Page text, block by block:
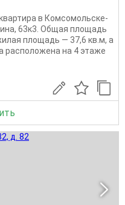
в Комсомольске-
63к3. Общая площадь
площадь — 37,6 кв.м, а
расположена на 4 этаже